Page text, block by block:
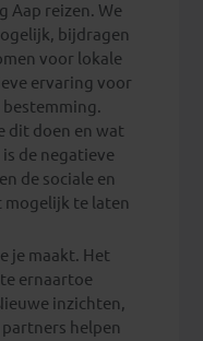
Aap reizen. We
bijdragen
voor lokale
ervaring voor
bestemming.
dit doen en wat
de negatieve
de sociale en
mogelijk te laten
je maakt. Het
ernaartoe
inzichten,
helpen